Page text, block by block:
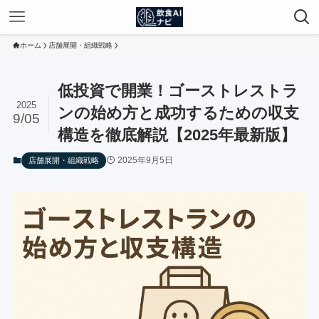
ホーム 店舗展開・組織戦略
低投資で開業！ゴーストレストラ
ンの始め方と成功するための収支
構造を徹底解説【2025年最新版】
2025
9/05
店舗展開・組織戦略 2025年9月5日